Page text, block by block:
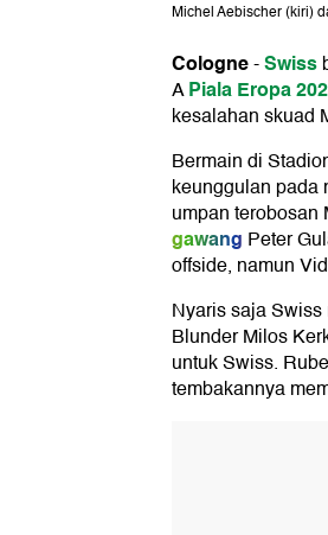
Michel Aebischer (kiri)
Cologne-Swiss
APiala Eropa
kesalahan skuad
Bermain di
keunggulan pada
umpan terobosan
gawang Peter
offside, namun
Nyaris saja
Blunder Milos
untuk Swiss.
tembakannya